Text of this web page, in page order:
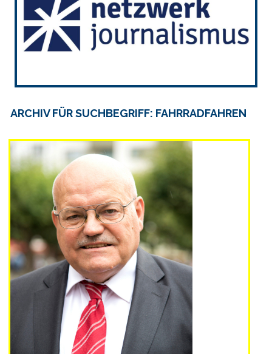
ARCHIV FÜR SUCHBEGRIFF: FAHRRADFAHREN